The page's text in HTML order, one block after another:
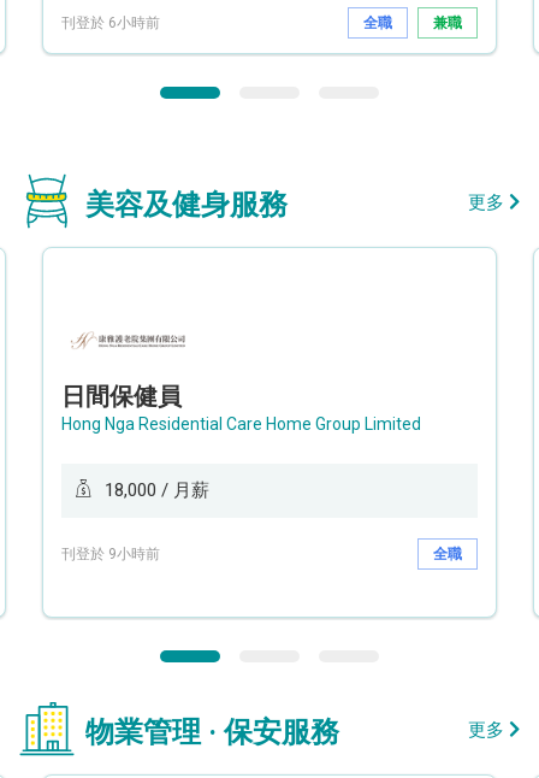
刊登於 6小時前 全職 兼職
美容及健身服務 更多
日間保健員
Hong Nga Residential Care Home Group Limited
18,000 / 月薪
刊登於 9小時前 全職
物業管理 · 保安服務 更多